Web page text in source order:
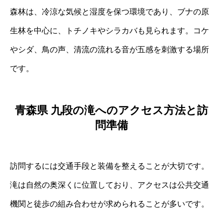
森林は、冷涼な気候と湿度を保つ環境であり、ブナの原
生林を中心に、トチノキやシラカバも見られます。コケ
やシダ、鳥の声、清流の流れる音が五感を刺激する場所
です。
青森県 九段の滝へのアクセス方法と訪
問準備
訪問するには交通手段と装備を整えることが大切です。
滝は自然の奥深くに位置しており、アクセスは公共交通
機関と徒歩の組み合わせが求められることが多いです。